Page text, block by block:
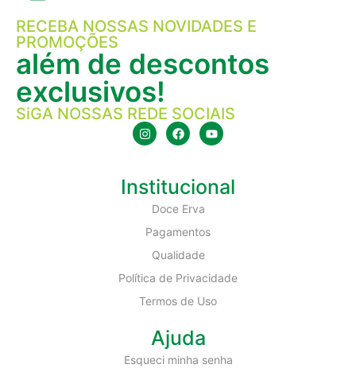
RECEBA NOSSAS NOVIDADES E
PROMOÇÕES
além de descontos
exclusivos!
SiGA NOSSAS REDE SOCIAIS
Institucional
Doce Erva
Pagamentos
Qualidade
Política de Privacidade
Termos de Uso
Ajuda
Esqueci minha senha